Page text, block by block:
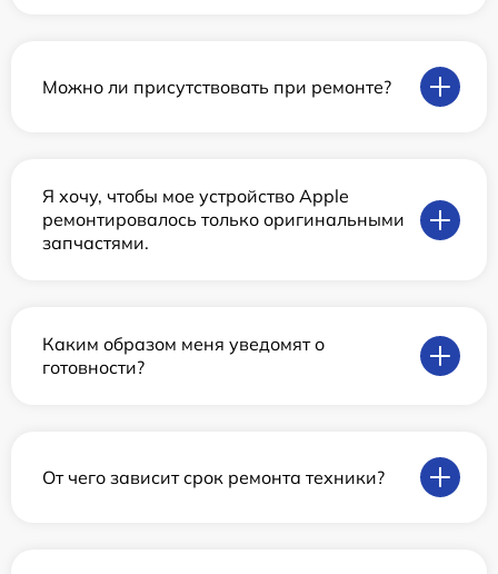
Можно ли присутствовать при ремонте?
Я хочу, чтобы мое устройство Apple
ремонтировалось только оригинальными
запчастями.
Каким образом меня уведомят о
готовности?
От чего зависит срок ремонта техники?